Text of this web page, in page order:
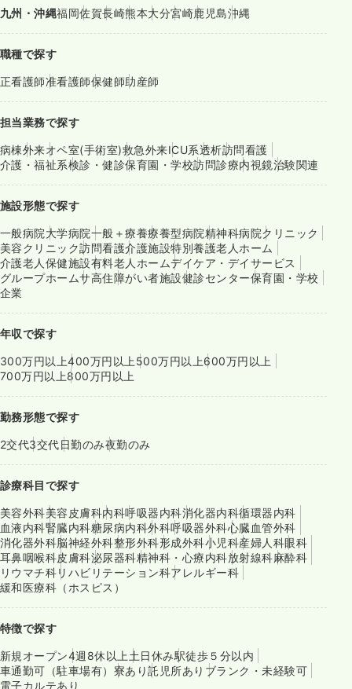
九州・沖縄福岡佐賀長崎熊本大分宮崎鹿児島沖縄
職種で探す
正看護師准看護師保健師助産師
担当業務で探す
病棟外来オペ室(手術室)救急外来ICU系透析訪問看護
介護・福祉系検診・健診保育園・学校訪問診療内視鏡治験関連
施設形態で探す
一般病院大学病院一般＋療養療養型病院精神科病院クリニック
美容クリニック訪問看護介護施設特別養護老人ホーム
介護老人保健施設有料老人ホームデイケア・デイサービス
グループホームサ高住障がい者施設健診センター保育園・学校
企業
年収で探す
300万円以上400万円以上 500万円以上600万円以上
700万円以上800万円以上
勤務形態で探す
2交代3交代日勤のみ夜勤のみ
診療科目で探す
美容外科美容皮膚科内科呼吸器内科消化器内科循環器内科
血液内科腎臓内科糖尿病内科外科呼吸器外科心臓血管外科
消化器外科脳神経外科整形外科形成外科小児科産婦人科眼科
耳鼻咽喉科皮膚科泌尿器科精神科・心療内科放射線科麻酔科
リウマチ科リハビリテーション科アレルギー科
緩和医療科（ホスピス）
特徴で探す
新規オープン4週8休以上 土日休み駅徒歩５分以内
車通勤可（駐車場有） 寮あり託児所あり ブランク・未経験可
電子カルテあり